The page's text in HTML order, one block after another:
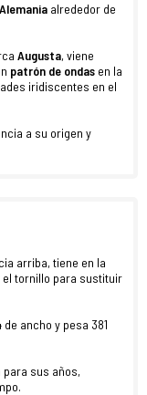
Alemania alrededor de
Augusta, viene
patrón de ondas en la
iridiscentes en el
a su origen y
arriba, tiene en la
tornillo para sustituir
ancho y pesa 381
sus años,